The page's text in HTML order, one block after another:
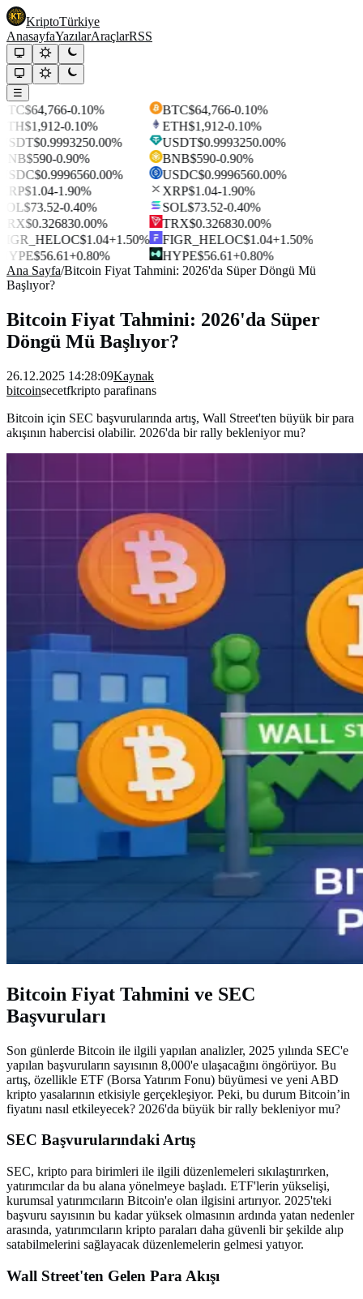
KriptoTürkiye
AnasayfaYazılarAraçlarRSS
☰
$64,766-0.10%
$1,912-0.10%
$0.9993250.00%
$590-0.90%
$0.9996560.00%
$1.04-1.90%
$73.52-0.40%
$0.326830.00%
$1.04+1.50%
$56.61+0.80%
BTC$64,766-0.10%
ETH$1,912-0.10%
USDT$0.9993250.00%
BNB$590-0.90%
USDC$0.9996560.00%
XRP$1.04-1.90%
SOL$73.52-0.40%
TRX$0.326830.00%
FIGR_HELOC$1.04+1.50%
HYPE$56.61+0.80%
Ana Sayfa/Bitcoin Fiyat Tahmini: 2026'da Süper Döngü Mü
Başlıyor?
Bitcoin Fiyat Tahmini: 2026'da Süper
Döngü Mü Başlıyor?
26.12.2025 14:28:09Kaynak
bitcoinsecetfkripto parafinans
Bitcoin için SEC başvurularında artış, Wall Street'ten büyük bir para
akışının habercisi olabilir. 2026'da bir rally bekleniyor mu?
Bitcoin Fiyat Tahmini ve SEC
Başvuruları
Son günlerde Bitcoin ile ilgili yapılan analizler, 2025 yılında SEC'e
yapılan başvuruların sayısının 8,000'e ulaşacağını öngörüyor. Bu
artış, özellikle ETF (Borsa Yatırım Fonu) büyümesi ve yeni ABD
kripto yasalarının etkisiyle gerçekleşiyor. Peki, bu durum Bitcoin’in
fiyatını nasıl etkileyecek? 2026'da büyük bir rally bekleniyor mu?
SEC Başvurularındaki Artış
SEC, kripto para birimleri ile ilgili düzenlemeleri sıkılaştırırken,
yatırımcılar da bu alana yönelmeye başladı. ETF'lerin yükselişi,
kurumsal yatırımcıların Bitcoin'e olan ilgisini artırıyor. 2025'teki
başvuru sayısının bu kadar yüksek olmasının ardında yatan nedenler
arasında, yatırımcıların kripto paraları daha güvenli bir şekilde alıp
satabilmelerini sağlayacak düzenlemelerin gelmesi yatıyor.
Wall Street'ten Gelen Para Akışı